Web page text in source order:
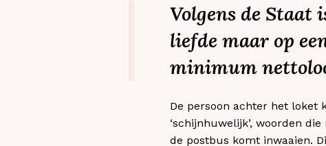
Volgens de Staat
liefde maar op
minimum
De persoon achter het loket
‘schijnhuwelijk’, woorden
de postbus komt inwaaien.